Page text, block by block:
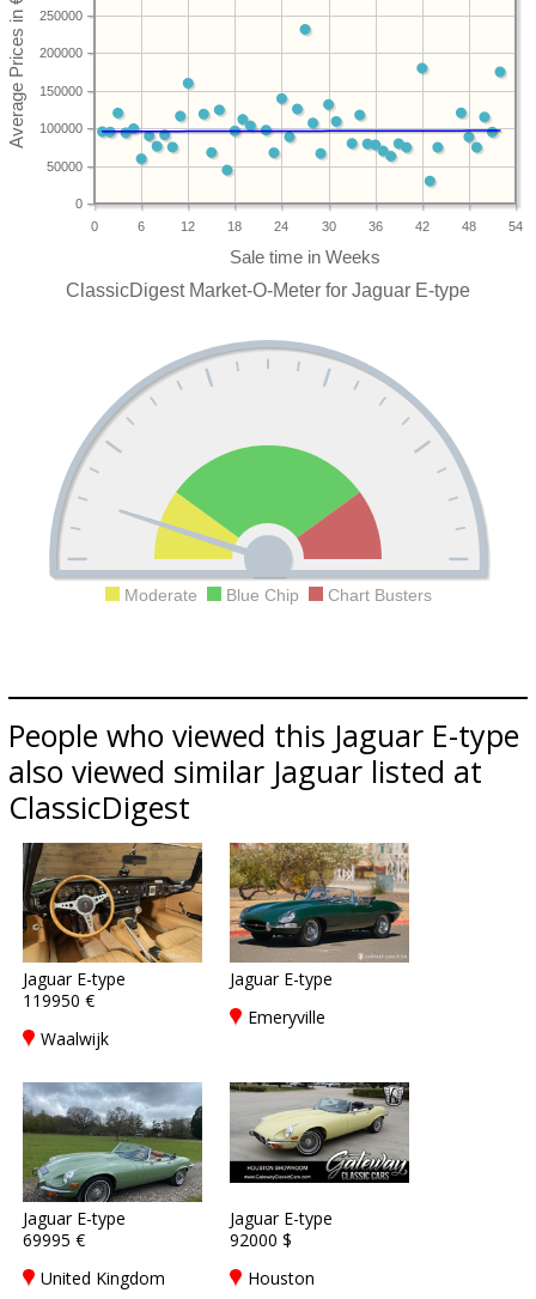
0 6 12 18 24 30 36 42 48 54
0
50000
100000
150000
200000
250000
ClassicDigest Market-O-Meter for Jaguar E-type
Moderate Blue Chip Chart Busters
People who viewed this Jaguar E-type
also viewed similar Jaguar listed at
ClassicDigest
Jaguar E-type
119950 €
Waalwijk
Jaguar E-type
Emeryville
Jaguar E-type
69995 €
United Kingdom
Jaguar E-type
92000 $
Houston